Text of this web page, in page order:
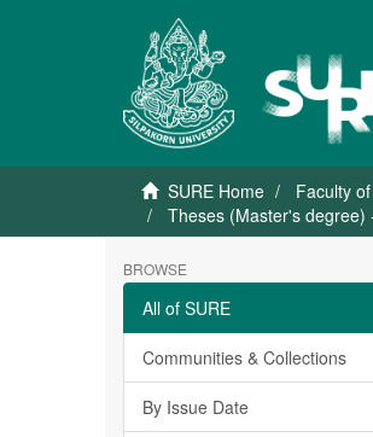
SURE Home Faculty
Theses (Master's
BROWSE
All of SURE
Communities & Collections
By Issue Date